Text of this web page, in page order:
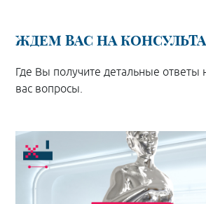
ЖДЕМ ВАС НА
Где Вы получите детальные ответы
вас вопросы.